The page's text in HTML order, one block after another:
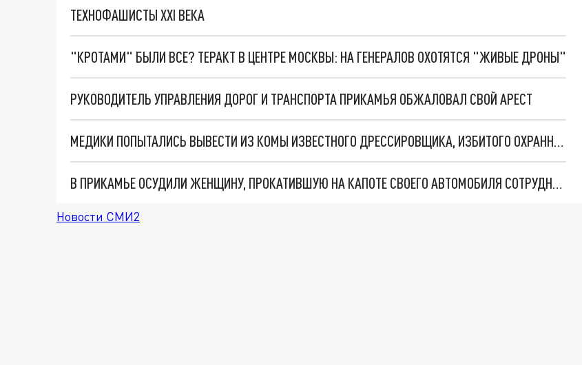
ТЕХНОФАШИСТЫ XXI ВЕКА
"КРОТАМИ" БЫЛИ ВСЕ? ТЕРАКТ В ЦЕНТРЕ МОСКВЫ: НА ГЕНЕРАЛОВ ОХОТЯТСЯ "ЖИВЫЕ ДРОНЫ"
РУКОВОДИТЕЛЬ УПРАВЛЕНИЯ ДОРОГ И ТРАНСПОРТА ПРИКАМЬЯ ОБЖАЛОВАЛ СВОЙ АРЕСТ
МЕДИКИ ПОПЫТАЛИСЬ ВЫВЕСТИ ИЗ КОМЫ ИЗВЕСТНОГО ДРЕССИРОВЩИКА, ИЗБИТОГО ОХРАННИКОМ-МИГРАНТОМ В ПЕРМИ
В ПРИКАМЬЕ ОСУДИЛИ ЖЕНЩИНУ, ПРОКАТИВШУЮ НА КАПОТЕ СВОЕГО АВТОМОБИЛЯ СОТРУДНИКА ГИБДД
Новости СМИ2